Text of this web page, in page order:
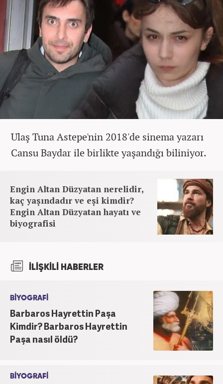
Ulaş Tuna Astepe'nin 2018'de sinema yazarı
Cansu Baydar ile birlikte yaşandığı biliniyor.
Engin Altan Düzyatan nerelidir,
kaç yaşındadır ve eşi kimdir?
Engin Altan Düzyatan hayatı ve
biyografisi
İLİŞKİLİ HABERLER
BİYOGRAFİ
Barbaros Hayrettin Paşa
Kimdir? Barbaros Hayrettin
Paşa nasıl öldü?
BİYOGRAFİ